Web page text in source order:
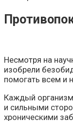
Несмотря на
изобрели
помогать всем и
Каждый
и сильными
хроническими